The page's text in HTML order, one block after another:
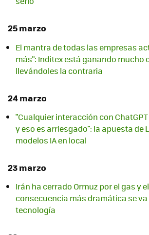
25 marzo
El mantra de todas las empresas
más": Inditex está ganando mucho
llevándoles la contraria
24 marzo
"Cualquier interacción con
y eso es arriesgado": la apuesta de
modelos IA en local
23 marzo
Irán ha cerrado Ormuz por el gas y
consecuencia más dramática se va
tecnología